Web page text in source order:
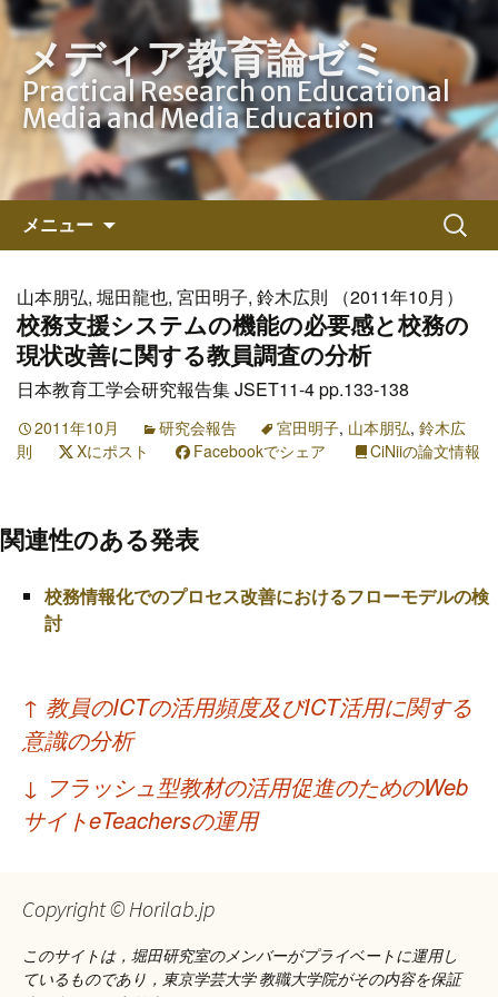
メディア教育論ゼミ
Practical Research on Educational
Media and Media Education
メニュー
ン
ツ
へ
ス
キ
ッ
プ
検
索:
山本朋弘, 堀田龍也, 宮田明子, 鈴木広則 （2011年10月）
校務支援システムの機能の必要感と校務の
現状改善に関する教員調査の分析
日本教育工学会研究報告集 JSET11-4 pp.133-138
2011年10月 研究会報告 宮田明子, 山本朋弘, 鈴木広
則
Xにポスト Facebookでシェア CiNiiの論文情報
関連性のある発表
校務情報化でのプロセス改善におけるフローモデルの検
討
投
稿
ナ
ビ
ー
ョ
↑ 教員のICTの活用頻度及びICT活用に関する
意識の分析
↓ フラッシュ型教材の活用促進のためのWeb
サイトeTeachersの運用
Copyright © Horilab.jp
このサイトは，堀田研究室のメンバーがプライベートに運用し
ているものであり，東京学芸大学 教職大学院がその内容を保証